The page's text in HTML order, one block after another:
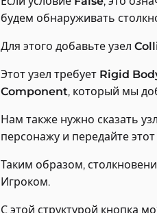
будем обнаруживать
Для этого добавьте узел
Этот узел требует Rigid
Component, который мы
Нам также нужно сказать
персонажу и передайте этот
Таким образом,
Игроком.
С этой структурой кнопка